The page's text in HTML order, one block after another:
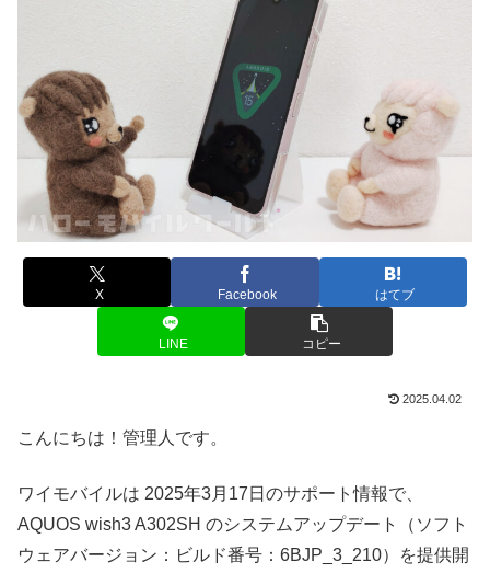
X Facebook はてブ
LINE コピー
2025.04.02
こんにちは！管理人です。
ワイモバイルは 2025年3月17日のサポート情報で、
AQUOS wish3 A302SH のシステムアップデート（ソフト
ウェアバージョン：ビルド番号：6BJP_3_210）を提供開